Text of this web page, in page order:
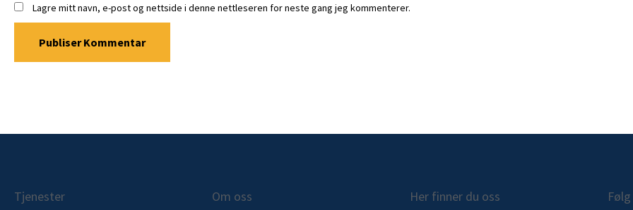
Lagre mitt navn, e-post og nettside i denne nettleseren for neste gang jeg kommenterer.
Tjenester Om oss Her finner du oss